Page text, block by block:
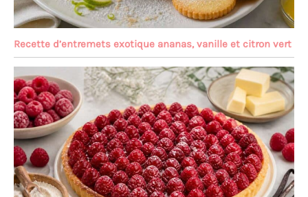
Recette d’entremets exotique ananas, vanille et citron vert